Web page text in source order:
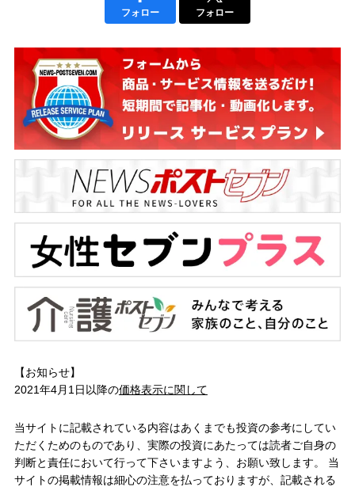
フォロー フォロー
【お知らせ】
2021年4月1日以降の価格表示に関して
当サイトに記載されている内容はあくまでも投資の参考にしてい
ただくためのものであり、実際の投資にあたっては読者ご自身の
判断と責任において行って下さいますよう、お願い致します。 当
サイトの掲載情報は細心の注意を払っておりますが、記載される